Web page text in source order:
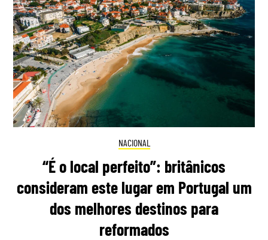
NACIONAL
“É o local perfeito”: britânicos
consideram este lugar em Portugal um
dos melhores destinos para
reformados